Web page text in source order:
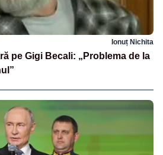
Ionuț Nichita
pe Gigi Becali: „Problema de la